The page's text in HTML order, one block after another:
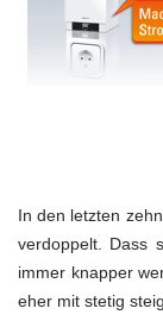
In den letzten
verdoppelt. Dass
immer knapper
eher mit stetig